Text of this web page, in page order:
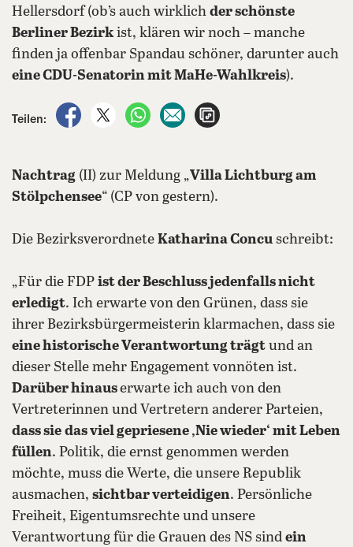
Hellersdorf (ob’s auch wirklich der schönste
Berliner Bezirkist, klären wir noch – manche
finden ja offenbar Spandau schöner, darunter auch
eine CDU-Senatorin mit MaHe-Wahlkreis).
Teilen:
auf Facebook teilen
auf X teilenper WhatsApp teilen
per E-Mail teilen
Nachtrag (II) zur Meldung „Villa Lichtburg am
Stölpchensee“ (CP von gestern).
Die Bezirksverordnete Katharina Concu schreibt:
„Für die FDP ist der Beschluss jedenfalls nicht
erledigt. Ich erwarte von den Grünen, dass sie
ihrer Bezirksbürgermeisterin klarmachen, dass sie
eine historische Verantwortung trägt und an
dieser Stelle mehr Engagement vonnöten ist.
Darüber hinauserwarte ich auch von den
Vertreterinnen und Vertretern anderer Parteien,
dass sie das viel gepriesene ‚Nie wieder‘ mit Leben
füllen. Politik, die ernst genommen werden
möchte, muss die Werte, die unsere Republik
ausmachen, sichtbar verteidigen. Persönliche
Freiheit, Eigentumsrechte und unsere
Verantwortung für die Grauen des NS sind ein